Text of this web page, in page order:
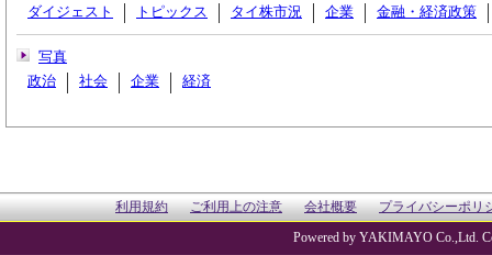
ダイジェスト トピックス タイ株市況 企業 金融・経済政策
写真
政治
社会 企業 経済
利用規約 ご利用上の注意 会社概要 プライバシーポリ
Powered by YAKIMAYO Co.,Ltd.